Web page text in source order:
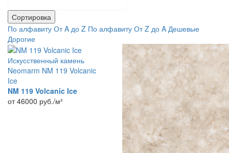
Сортировка
По алфавиту От A до Z По алфавиту От Z до A Дешевые
Дорогие
Искусственный камень
Neomarm NM 119 Volcanic
Ice
NM 119 Volcanic Ice
от 46000 руб./м²